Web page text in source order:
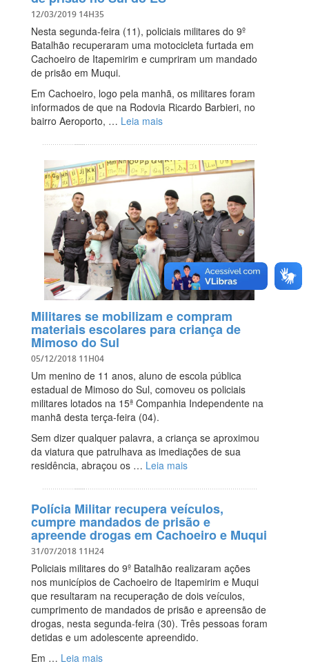
12/03/2019 14H35
Nesta segunda-feira (11), policiais militares do 9º
Batalhão recuperaram uma motocicleta furtada em
Cachoeiro de Itapemirim e cumpriram um mandado
de prisão em Muqui.
Em Cachoeiro, logo pela manhã, os militares foram
informados de que na Rodovia Ricardo Barbieri, no
bairro Aeroporto, … Leia mais
Militares se mobilizam e compram
materiais escolares para criança de
Mimoso do Sul
05/12/2018 11H04
Um menino de 11 anos, aluno de escola pública
estadual de Mimoso do Sul, comoveu os policiais
militares lotados na 15ª Companhia Independente na
manhã desta terça-feira (04).
Sem dizer qualquer palavra, a criança se aproximou
da viatura que patrulhava as imediações de sua
residência, abraçou os … Leia mais
Polícia Militar recupera veículos,
cumpre mandados de prisão e
apreende drogas em Cachoeiro e Muqui
31/07/2018 11H24
Policiais militares do 9º Batalhão realizaram ações
nos municípios de Cachoeiro de Itapemirim e Muqui
que resultaram na recuperação de dois veículos,
cumprimento de mandados de prisão e apreensão de
drogas, nesta segunda-feira (30). Três pessoas foram
detidas e um adolescente apreendido.
Em … Leia mais